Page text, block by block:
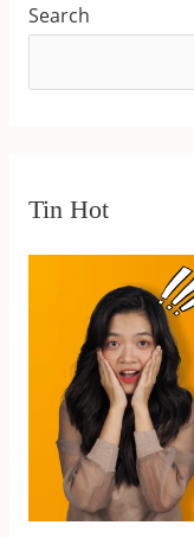
Search
Tin Hot